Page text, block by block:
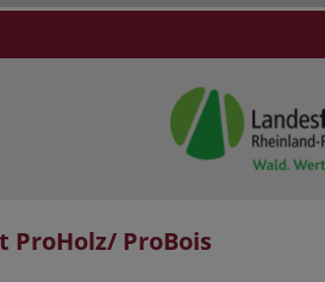
ProBois